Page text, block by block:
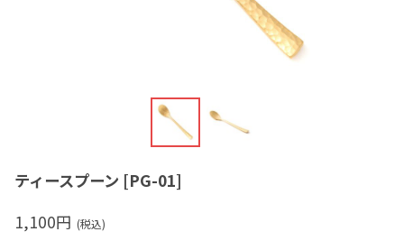
ティースプーン [PG-01]
1,100円 (税込)